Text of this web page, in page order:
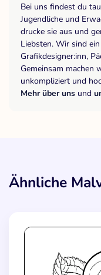
Bei uns findest du
Jugendliche und
drucke sie aus und
Liebsten. Wir sind
Grafikdesigner:inn,
Gemeinsam machen
unkompliziert und
Mehr über uns und
Ähnliche